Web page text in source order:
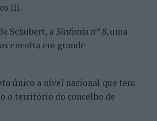
III.
Schubert, a Sinfonia nº 8, uma
envolta em grande
único a nível nacional que tem
o território do concelho de